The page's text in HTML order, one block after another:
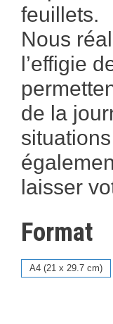
feuillets.
Nous
l’effigie
de la
laisser
Format
A4 (21 x 29.7 cm)